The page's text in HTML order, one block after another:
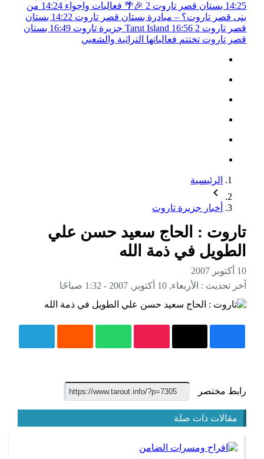
14:25بستان قصر تاروت 2 🎉🌴 فعاليات واجواء 14:24من
بنى قصر تاروت؟ – مبادرة بستان قصر تاروت14:22بستان
قصر تاروت 2
16:56Tarut Island جزيرة تاروت 16:49بستان
قصر تاروت تختتم فعالياتها التراثية والشعبي
الرئيسية
أخبار جزيرة تاروت
تاروت : الحاج سعيد حسن علي
الطويل في ذمة الله
10 أكتوبر 2007
آخر تحديث :الأربعاء, 10 أكتوبر, 2007 - 1:32 صباحًا
رابط مختصر
مقالات ذات صلة